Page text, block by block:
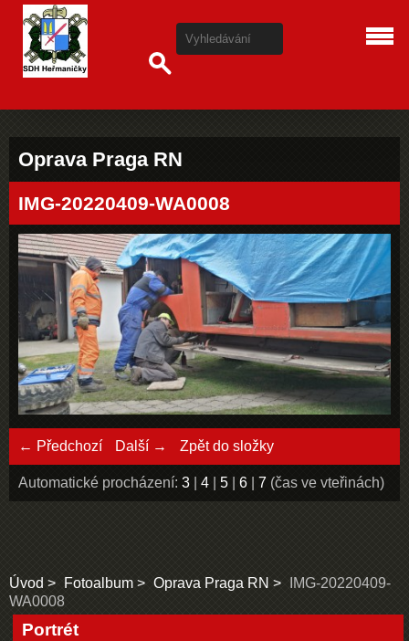
Oprava Praga RN
IMG-20220409-WA0008
← Předchozí Další → Zpět do složky
Automatické procházení: 3 4 5 6 7 (čas ve vteřinách)
Úvod Fotoalbum Oprava Praga RN
IMG-20220409-
WA0008
Portrét